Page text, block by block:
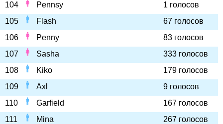
104
Pennsy
1 голосов
105
Flash
67 голосов
106
Penny
83 голосов
107
Sasha
333 голосов
108
Kiko
179 голосов
109
Axl
9 голосов
110
Garfield
167 голосов
111
Mina
267 голосов